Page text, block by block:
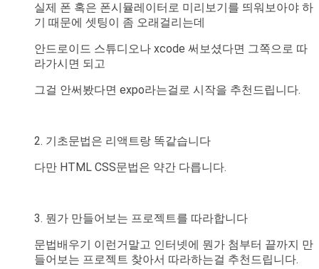
실제 폰 혹은 폰시뮬레이터로 미리보기를 띄워보아야 하
기 때문에 셋팅이 좀 오래걸리는데
안드로이드 스튜디오나 xcode 써보셨다면 그쪽으로 따
라가시면 되고
그걸 안써봤다면 expo라는걸로 시작을 추천드립니다.
2. 기초문법은 리액트랑 똑같습니다
다만 HTML CSS문법은 약간 다릅니다.
3. 뭔가 만들어보는 프로젝트를 따라합니다
문법배우기 이런거말고 인터넷에 뭔가 첨부터 끝까지 만
들어보는 프로젝트 찾아서 따라하는걸 추천드립니다.